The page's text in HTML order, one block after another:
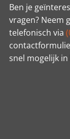
Ben je
vragen? Neem
telefonisch via
snel mogelijk